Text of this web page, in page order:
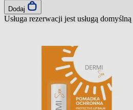
Dodaj
Usługa rezerwacji jest usługą domyślną